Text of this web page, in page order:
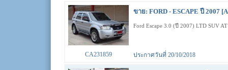
ขาย: FORD - ESCAPE ปี 2007
Ford Escape 3.0 (ปี 2007) LTD SUV
CA231859 ประกาศวันที่ 20/10/2018